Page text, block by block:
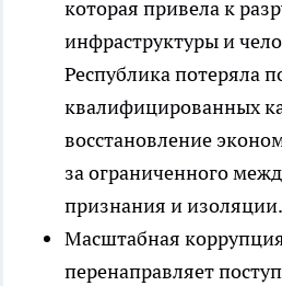
которая привела к
инфраструктуры и
Республика потеряла
квалифицированных
восстановление
за ограниченного
признания и изоляции.
Масштабная
перенаправляет